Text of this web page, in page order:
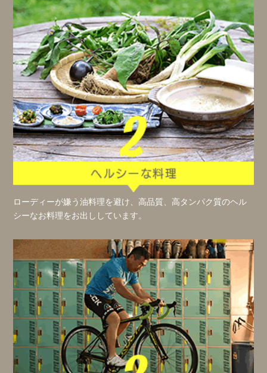
ローディーが嫌う油料理を避け、高品質、高タンパク質のヘル
シーなお料理をお出ししています。